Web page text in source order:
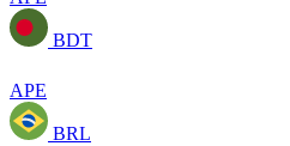
BDT
APE
BRL